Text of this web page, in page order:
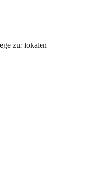
zur lokalen